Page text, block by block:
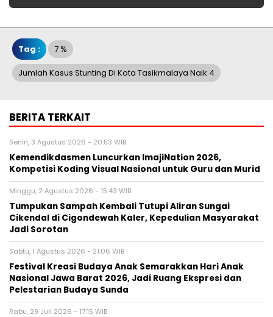
Tag : 7 %
Jumlah Kasus Stunting Di Kota Tasikmalaya Naik 4
BERITA TERKAIT
Senin, 3 Agustus 2026 - 20:53 WIB
Kemendikdasmen Luncurkan ImajiNation 2026,
Kompetisi Koding Visual Nasional untuk Guru dan Murid
Minggu, 2 Agustus 2026 - 15:43 WIB
Tumpukan Sampah Kembali Tutupi Aliran Sungai
Cikendal di Cigondewah Kaler, Kepedulian Masyarakat
Jadi Sorotan
Sabtu, 1 Agustus 2026 - 21:06 WIB
Festival Kreasi Budaya Anak Semarakkan Hari Anak
Nasional Jawa Barat 2026, Jadi Ruang Ekspresi dan
Pelestarian Budaya Sunda
Rabu, 29 Juli 2026 - 17:15 WIB